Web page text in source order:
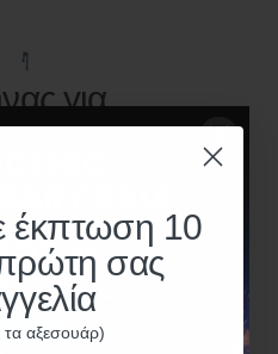
για
έκπτωση 10
σας
τα αξεσουάρ)